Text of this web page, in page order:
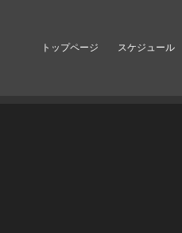
トップページ スケジュール